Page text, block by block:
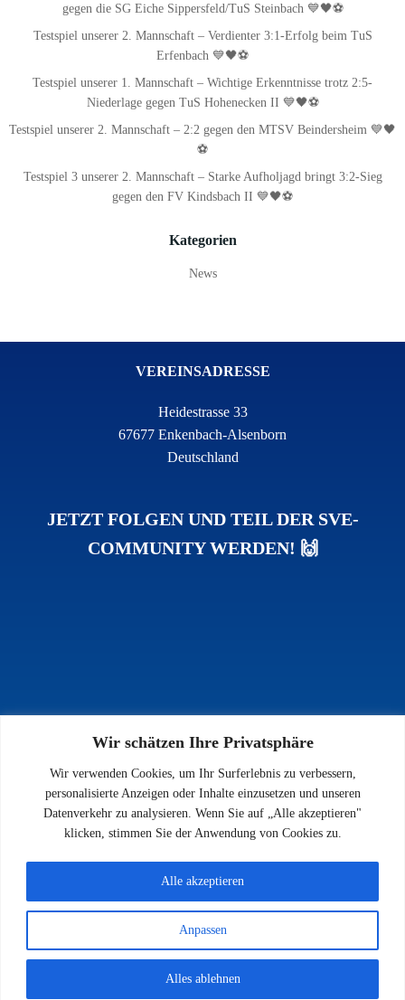
Wir schätzen Ihre Privatsphäre
Wir verwenden Cookies, um Ihr Surferlebnis zu verbessern,
personalisierte Anzeigen oder Inhalte einzusetzen und unseren
Datenverkehr zu analysieren. Wenn Sie auf „Alle akzeptieren"
klicken, stimmen Sie der Anwendung von Cookies zu.
Anpassen
Alles ablehnen
Alle akzeptieren
gegen die SG Eiche Sippersfeld/TuS Steinbach 💙🖤⚽
Testspiel unserer 2. Mannschaft – Verdienter 3:1-Erfolg beim TuS
Erfenbach 💙🖤⚽
Testspiel unserer 1. Mannschaft – Wichtige Erkenntnisse trotz 2:5-
Niederlage gegen TuS Hohenecken II 💙🖤⚽
Testspiel unserer 2. Mannschaft – 2:2 gegen den MTSV Beindersheim 💙🖤
⚽
Testspiel 3 unserer 2. Mannschaft – Starke Aufholjagd bringt 3:2-Sieg
gegen den FV Kindsbach II 💙🖤⚽
Kategorien
News
VEREINSADRESSE
Heidestrasse 33
67677 Enkenbach-Alsenborn
Deutschland
JETZT FOLGEN UND TEIL DER SVE-
COMMUNITY WERDEN! 🙌
INFOS
Impressum
Datenschutz
Kontakt
© 2026 SV 1923 Enkenbach e.V.